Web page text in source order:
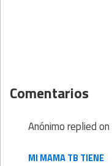
Comentarios
Anónimoreplied on
MI MAMA TB TIENE